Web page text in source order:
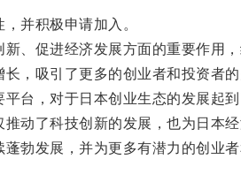
并积极申请加入。
促进经济发展方面的重要作用，
吸引了更多的创业者和投资者的
，对于日本创业生态的发展起到
了科技创新的发展，也为日本经
发展，并为更多有潜力的创业者